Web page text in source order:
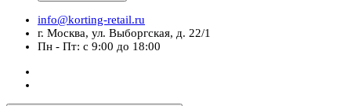
info@korting-retail.ru
г. Москва, ул. Выборгская, д. 22/1
Пн - Пт: с 9:00 до 18:00